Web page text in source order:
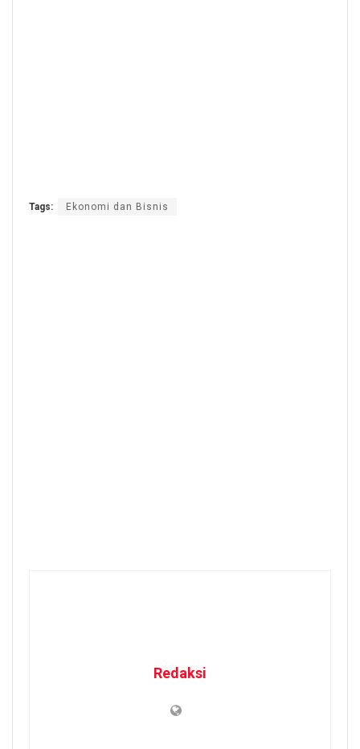
Tags: Ekonomi dan Bisnis
Redaksi